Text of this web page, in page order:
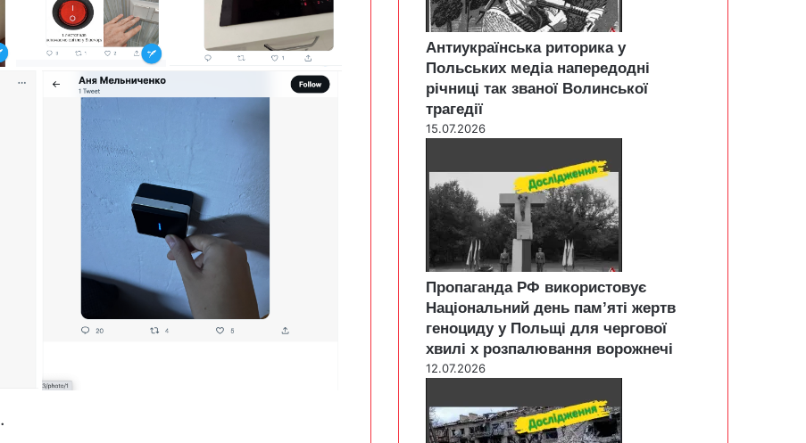
Антиукраїнська риторика у
Польських медіа напередодні
річниці так званої Волинської
трагедії
15.07.2026
Пропаганда РФ використовує
Національний день пам’яті жертв
геноциду у Польщі для чергової
хвилі х розпалювання ворожнечі
12.07.2026